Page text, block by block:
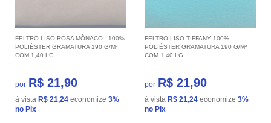
FELTRO LISO ROSA MÔNACO - 100%
POLIÉSTER GRAMATURA 190 G/M²
COM 1,40 LG
por R$ 21,90
à vista R$ 21,24 economize 3%
no Pix
FELTRO LISO TIFFANY 100%
POLIÉSTER GRAMATURA 190 G/M²
COM 1,40 LG
por R$ 21,90
à vista R$ 21,24 economize 3%
no Pix